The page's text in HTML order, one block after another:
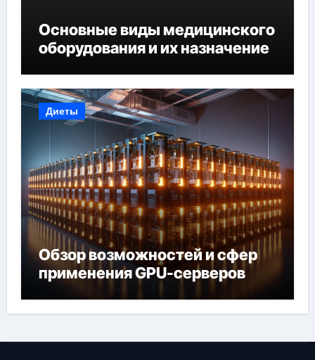
Основные виды медицинского
оборудования и их назначение
Диеты
Обзор возможностей и сфер
применения GPU-серверов